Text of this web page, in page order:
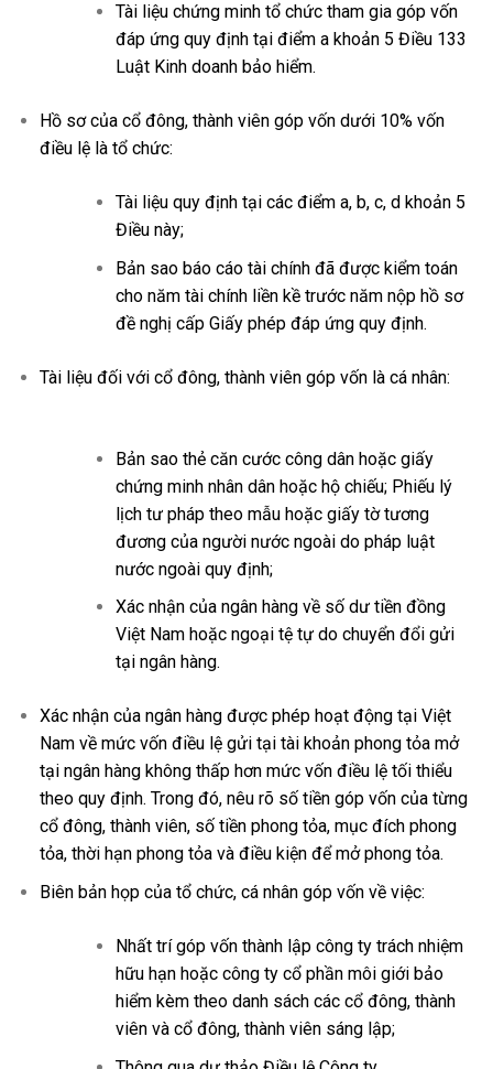
Tài liệu chứng minh tổ chức tham gia góp vốn
đáp ứng quy định tại điểm a khoản 5 Điều 133
Luật Kinh doanh bảo hiểm.
Hồ sơ của cổ đông, thành viên góp vốn dưới 10% vốn
điều lệ là tổ chức:
Tài liệu quy định tại các điểm a, b, c, d khoản 5
Điều này;
Bản sao báo cáo tài chính đã được kiểm toán
cho năm tài chính liền kề trước năm nộp hồ sơ
đề nghị cấp Giấy phép đáp ứng quy định.
Tài liệu đối với cổ đông, thành viên góp vốn là cá nhân:
Bản sao thẻ căn cước công dân hoặc giấy
chứng minh nhân dân hoặc hộ chiếu; Phiếu lý
lịch tư pháp theo mẫu hoặc giấy tờ tương
đương của người nước ngoài do pháp luật
nước ngoài quy định;
Xác nhận của ngân hàng về số dư tiền đồng
Việt Nam hoặc ngoại tệ tự do chuyển đổi gửi
tại ngân hàng.
Xác nhận của ngân hàng được phép hoạt động tại Việt
Nam về mức vốn điều lệ gửi tại tài khoản phong tỏa mở
tại ngân hàng không thấp hơn mức vốn điều lệ tối thiểu
theo quy định. Trong đó, nêu rõ số tiền góp vốn của từng
cổ đông, thành viên, số tiền phong tỏa, mục đích phong
tỏa, thời hạn phong tỏa và điều kiện để mở phong tỏa.
Biên bản họp của tổ chức, cá nhân góp vốn về việc:
Nhất trí góp vốn thành lập công ty trách nhiệm
hữu hạn hoặc công ty cổ phần môi giới bảo
hiểm kèm theo danh sách các cổ đông, thành
viên và cổ đông, thành viên sáng lập;